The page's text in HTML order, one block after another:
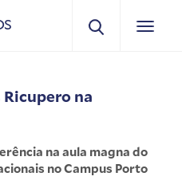
na
na aula magna do
no Campus Porto